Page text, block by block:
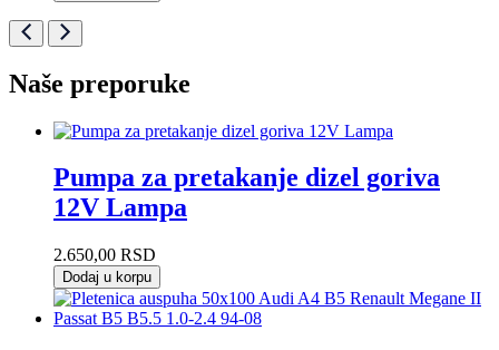
Naše preporuke
Pumpa za pretakanje dizel goriva
12V Lampa
2.650,00 RSD
Dodaj u korpu